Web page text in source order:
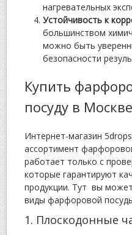
нагревательных
Устойчивость к
большинством
можно быть
безопасности
Купить
посуду в Москве
Интернет-магазин
ассортимент
работает только с
которые гарантируют
продукции. Тут вы
виды фарфоровой
1. Плоскодонные